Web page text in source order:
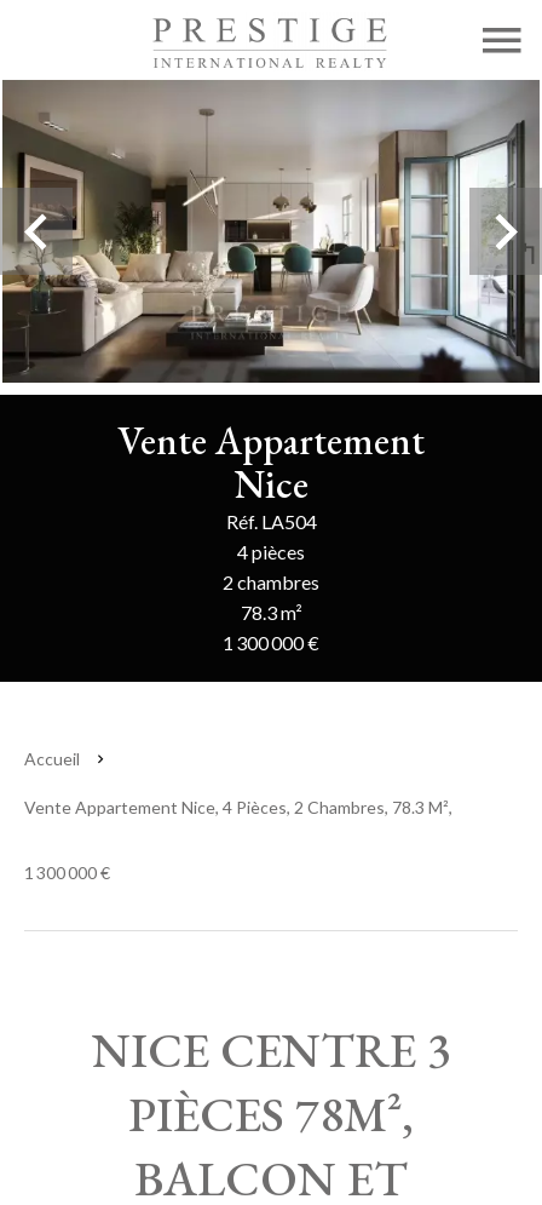
Vente Appartement
Nice
Réf. LA504
4 pièces
2 chambres
78.3 m²
1 300 000 €
Accueil
Vente Appartement Nice, 4 Pièces, 2 Chambres, 78.3 M²,
1 300 000 €
NICE CENTRE 3
PIÈCES 78M²,
BALCON ET